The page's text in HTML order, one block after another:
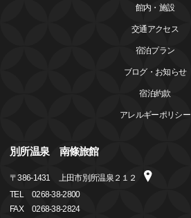
館内・施設
交通アクセス
宿泊プラン
ブログ・お知らせ
宿泊約款
アレルギーポリシー
別所温泉 南條旅館
〒386-1431
上田市別所温泉２１２
TEL
0268-38-2800
FAX
0268-38-2824